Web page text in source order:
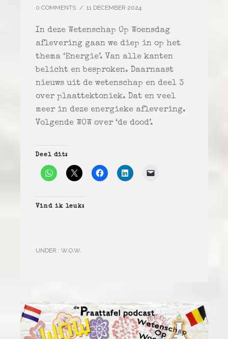
0 COMMENTS / 11 DECEMBER 2024
In deze Wetenschap Op Woensdag
aflevering gaan we diep in op het
thema ‘Energie’. Van alle kanten
belicht en besproken. Daarnaast
nieuws uit de wetenschap en deel 3
over plaattektoniek. Dat en veel
meer in deze energieke aflevering.
Volgende WOW over ‘de dood’.
Deel dit:
Vind ik leuk:
UNDER : W.O.W.